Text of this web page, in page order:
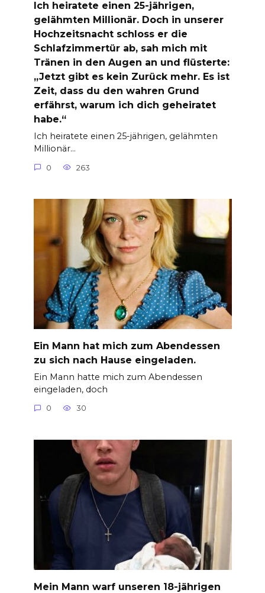
Ich heiratete einen 25-jährigen,
gelähmten Millionär. Doch in unserer
Hochzeitsnacht schloss er die
Schlafzimmertür ab, sah mich mit
Tränen in den Augen an und flüsterte:
„Jetzt gibt es kein Zurück mehr. Es ist
Zeit, dass du den wahren Grund
erfährst, warum ich dich geheiratet
habe.“
Ich heiratete einen 25-jährigen, gelähmten
Millionär…
0 263
Ein Mann hat mich zum Abendessen
zu sich nach Hause eingeladen.
Ein Mann hatte mich zum Abendessen
eingeladen, doch
0 30
Mein Mann warf unseren 18-jährigen